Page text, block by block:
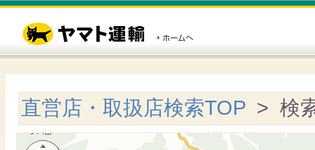
直営店・取扱店検索TOP > 検